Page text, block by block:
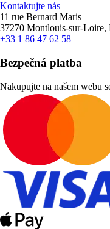
Kontaktujte nás
11 rue Bernard Maris
37270 Montlouis-sur-Loire,
+33 1 86 47 62 58
Bezpečná platba
Nakupujte na našem webu